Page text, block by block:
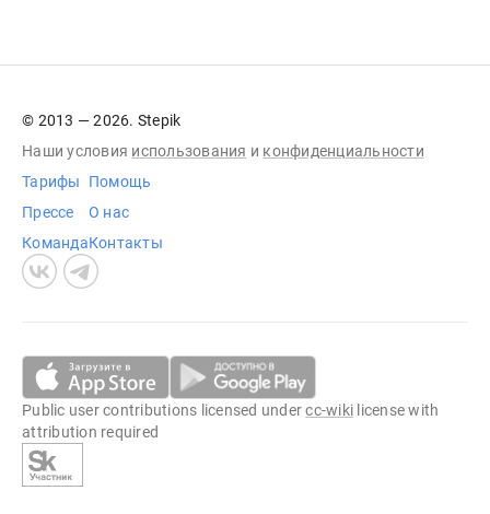
© 2013 — 2026. Stepik
Наши условия использования и конфиденциальности
Тарифы
Прессе
Команда
Помощь
О нас
Контакты
Public user contributions licensed undercc-wiki license with
attribution required